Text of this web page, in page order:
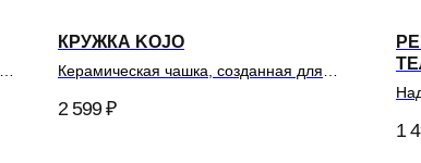
КРУЖКА KOJO
Керамическая чашка, созданная для
2 599 ₽
1